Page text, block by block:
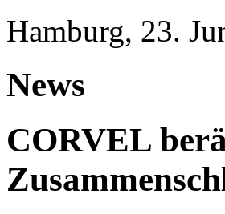
Hamburg, 23.
News
CORVEL